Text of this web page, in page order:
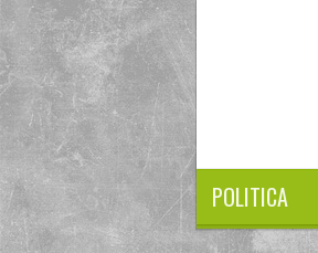
POLITICA